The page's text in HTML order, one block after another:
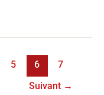
5 6 7
Suivant →